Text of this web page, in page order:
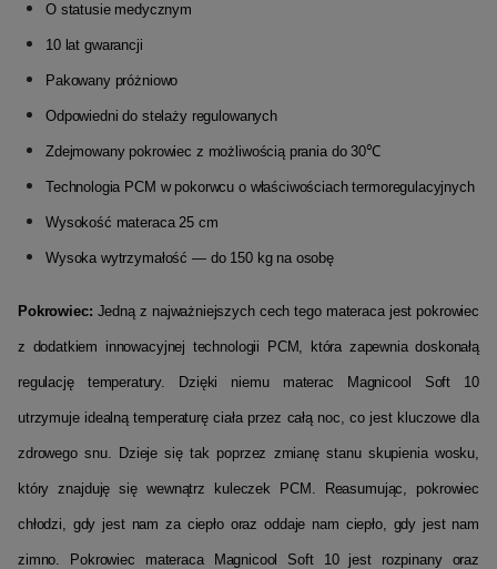
O statusie medycznym
10 lat gwarancji
Pakowany próżniowo
Odpowiedni do stelaży regulowanych
Zdejmowany pokrowiec z możliwością prania do 30℃
Technologia PCM w pokorwcu o właściwościach termoregulacyjnych
Wysokość materaca 25 cm
Wysoka wytrzymałość — do 150 kg na osobę
Pokrowiec: Jedną z najważniejszych cech tego materaca jest pokrowiec
z dodatkiem innowacyjnej technologii PCM, która zapewnia doskonałą
regulację temperatury. Dzięki niemu materac Magnicool Soft 10
utrzymuje idealną temperaturę ciała przez całą noc, co jest kluczowe dla
zdrowego snu. Dzieje się tak poprzez zmianę stanu skupienia wosku,
który znajduję się wewnątrz kuleczek PCM . Reasumując, pokrowiec
chłodzi, gdy jest nam za ciepło oraz oddaje nam ciepło, gdy jest nam
zimno. Pokrowiec materaca Magnicool Soft 10 jest rozpinany oraz